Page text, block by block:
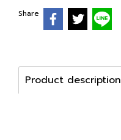
Share
Product description